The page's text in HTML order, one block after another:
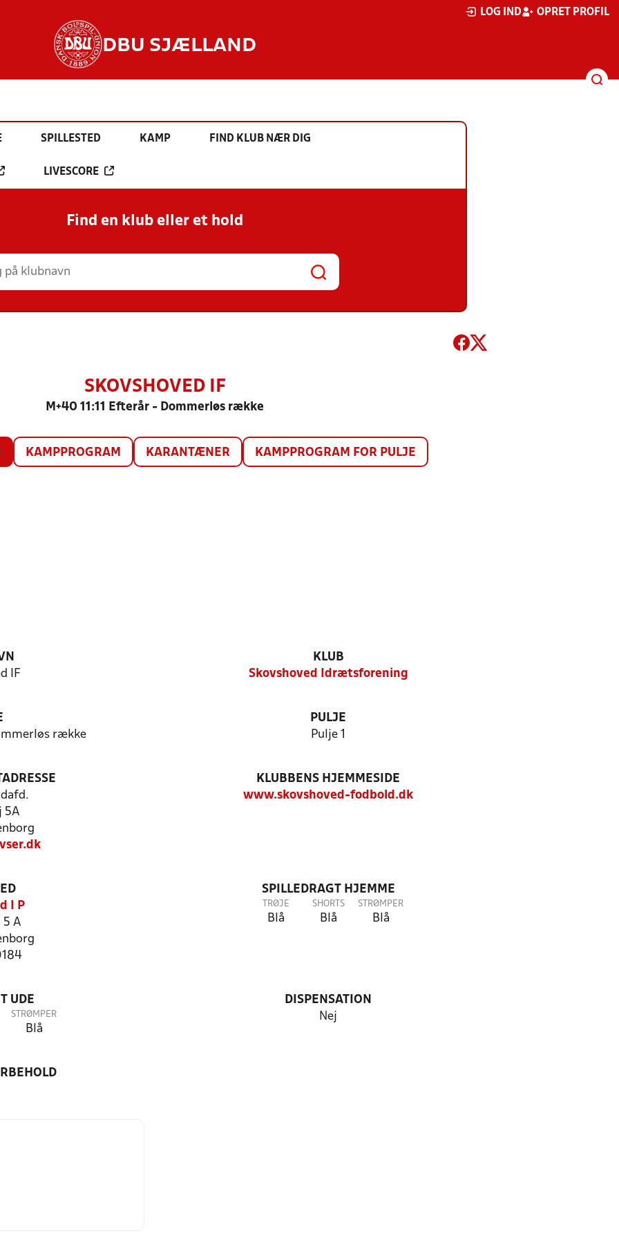
LOG IND OPRET PROFIL
DBU SJÆLLAND
SPILLESTED KAMP FIND KLUB NÆR DIG
LIVESCORE
Find en klub eller et hold
SKOVSHOVED IF
M+40 11:11 Efterår - Dommerløs række
KAMPPROGRAM KARANTÆNER KAMPPROGRAM FOR PULJE
IF
KLUB
Skovshoved Idrætsforening
række
PULJE
Pulje 1
5A
KLUBBENS HJEMMESIDE
www.skovshoved-fodbold.dk
I P
5 A
SPILLEDRAGT HJEMME
TRØJE
Blå
SHORTS
Blå
STRØMPER
Blå
UDE
STRØMPER
Blå
DISPENSATION
Nej